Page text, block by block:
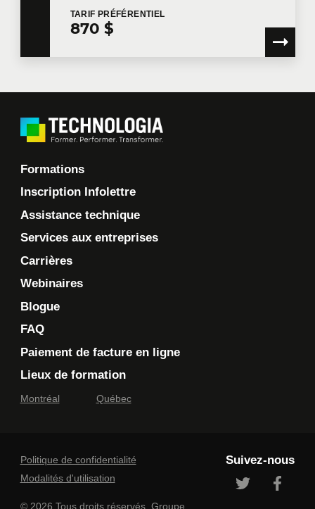
TARIF PRÉFÉRENTIEL
870 $
Formations
Inscription Infolettre
Assistance technique
Services aux entreprises
Carrières
Webinaires
Blogue
FAQ
Paiement de facture en ligne
Lieux de formation
Montréal Québec
Politique de confidentialité
Modalités d'utilisation
© 2026 Tous droits réservés. Groupe
Suivez-nous